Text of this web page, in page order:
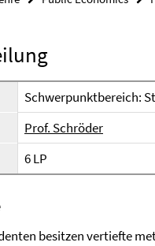
Schwerpunktbereich:
Prof. Schröder
6 LP
besitzen vertiefte